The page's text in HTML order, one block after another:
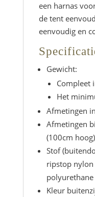
een harnas
de tent
eenvoudig en
Gewicht:
Compleet
Het
Afmetingen
Afmetingen
(100cm hoog)
Stof
ripstop
Kleur